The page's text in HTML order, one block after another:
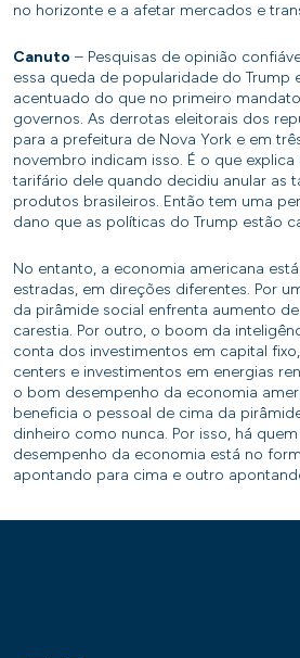
no horizonte e a afetar mercados e
Canuto – Pesquisas de opinião
essa queda de popularidade do Trump
acentuado do que no primeiro
governos. As derrotas eleitorais dos
para a prefeitura de Nova York e em
novembro indicam isso. É o que
tarifário dele quando decidiu anular as
produtos brasileiros. Então tem uma
dano que as políticas do Trump estão
No entanto, a economia americana
estradas, em direções diferentes. Por
da pirâmide social enfrenta aumento
carestia. Por outro, o boom da
conta dos investimentos em capital
centers e investimentos em energias
o bom desempenho da economia
beneficia o pessoal de cima da
dinheiro como nunca. Por isso, há
desempenho da economia está no
apontando para cima e outro